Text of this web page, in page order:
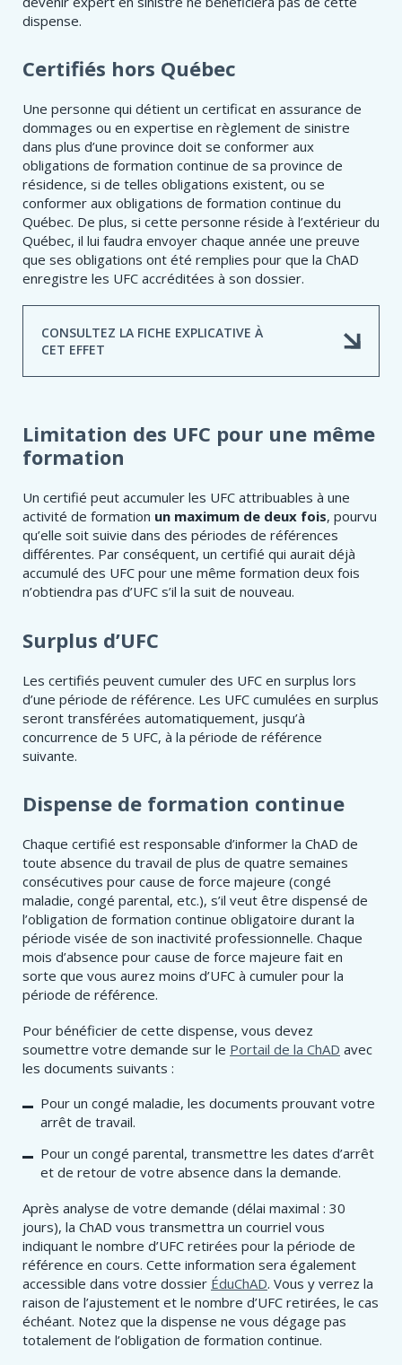
dispense.
Certifiés hors Québec
Une personne qui détient un certificat en assurance de
dommages ou en expertise en règlement de sinistre
dans plus d’une province doit se conformer aux
obligations de formation continue de sa province de
résidence, si de telles obligations existent, ou se
conformer aux obligations de formation continue du
Québec. De plus, si cette personne réside à l’extérieur du
Québec, il lui faudra envoyer chaque année une preuve
que ses obligations ont été remplies pour que la ChAD
enregistre les UFC accréditées à son dossier.
CONSULTEZ LA FICHE EXPLICATIVE À
CET EFFET
Limitation des UFC pour une même
formation
Un certifié peut accumuler les UFC attribuables à une
activité de formation un maximum de deux fois, pourvu
qu’elle soit suivie dans des périodes de références
différentes. Par conséquent, un certifié qui aurait déjà
accumulé des UFC pour une même formation deux fois
n’obtiendra pas d’UFC s’il la suit de nouveau.
Surplus d’UFC​
Les certifiés peuvent cumuler des UFC en surplus lors
d’une période de référence. Les UFC cumulées en surplus
seront transférées automatiquement, jusqu’à
concurrence de 5 UFC, à la période de référence
suivante.
Dispense de formation continue
Chaque certifié est responsable d’informer la ChAD de
toute absence du travail de plus de quatre semaines
consécutives pour cause de force majeure (congé
maladie, congé parental, etc.), s’il veut être dispensé de
l’obligation de formation continue obligatoire durant la
période visée de son inactivité professionnelle. Chaque
mois d’absence pour cause de force majeure fait en
sorte que vous aurez moins d’UFC à cumuler pour la
période de référence.
Pour bénéficier de cette dispense, vous devez
soumettre votre demande sur le Portail de la ChAD avec
les documents suivants :
Pour un congé maladie, les documents prouvant votre
arrêt de travail.
Pour un congé parental, transmettre les dates d’arrêt
et de retour de votre absence dans la demande.
Après analyse de votre demande (délai maximal : 30
jours), la ChAD vous transmettra un courriel vous
indiquant le nombre d’UFC retirées pour la période de
référence en cours. Cette information sera également
accessible dans votre dossier ÉduChAD. Vous y verrez la
raison de l’ajustement et le nombre d’UFC retirées, le cas
échéant. Notez que la dispense ne vous dégage pas
totalement de l’obligation de formation continue.